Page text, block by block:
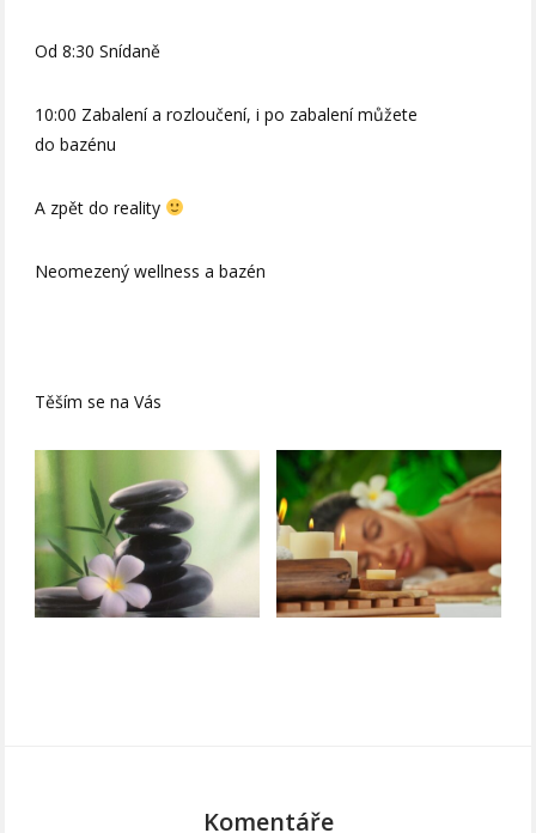
Od 8:30 Snídaně
10:00 Zabalení a rozloučení, i po zabalení můžete
do bazénu
A zpět do reality
Neomezený wellness a bazén
Těším se na Vás
Komentáře